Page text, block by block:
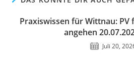
Praxiswissen für Wittnau:
angehen
Juli 20,